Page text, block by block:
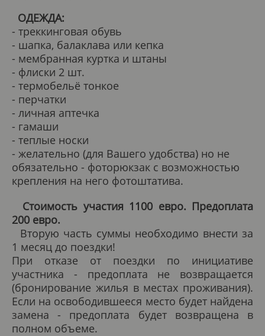
ОДЕЖДА:
- треккинговая обувь
- шапка, балаклава или кепка
- мембранная куртка и штаны
- флиски 2 шт.
- термобельё тонкое
- перчатки
- личная аптечка
- гамаши
- теплые носки
- желательно (для Вашего удобства) но не
обязательно - фоторюкзак с возможностью
крепления на него фотоштатива.
Стоимость участия 1100 евро. Предоплата
200 евро.
Вторую часть суммы необходимо внести за
1 месяц до поездки!
При отказе от поездки по инициативе
участника - предоплата не возвращается
(бронирование жилья в местах проживания).
Если на освободившееся место будет найдена
замена - предоплата будет возвращена в
полном объеме.